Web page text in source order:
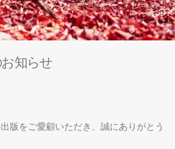
お知らせ
版をご愛顧いただき、誠にありがとう